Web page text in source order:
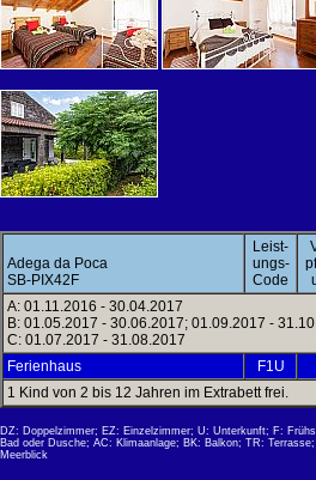
Adega da Poca
SB-PIX42F
Leist-
ungs-
Code
A: 01.11.2016 - 30.04.2017
B: 01.05.2017 - 30.06.2017; 01.09.2017 -
C: 01.07.2017 - 31.08.2017
Ferienhaus
F1U
1 Kind von 2 bis 12 Jahren im Extrabett frei.
DZ: Doppelzimmer; EZ: Einzelzimmer; U: Unterkunft; F:
Bad oder Dusche; AC: Klimaanlage; BK: Balkon; TR:
Meerblick